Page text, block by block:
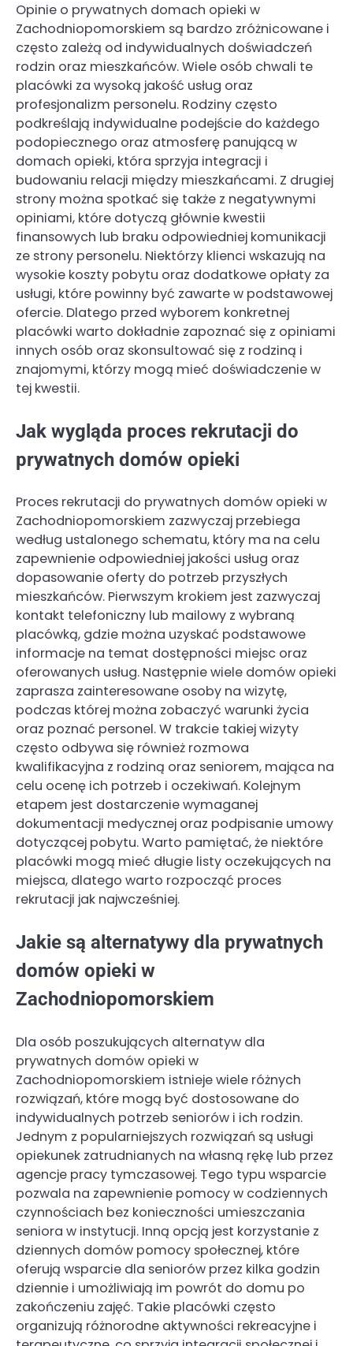
Opinie o prywatnych domach opieki w
Zachodniopomorskiem są bardzo zróżnicowane i
często zależą od indywidualnych doświadczeń
rodzin oraz mieszkańców. Wiele osób chwali te
placówki za wysoką jakość usług oraz
profesjonalizm personelu. Rodziny często
podkreślają indywidualne podejście do każdego
podopiecznego oraz atmosferę panującą w
domach opieki, która sprzyja integracji i
budowaniu relacji między mieszkańcami. Z drugiej
strony można spotkać się także z negatywnymi
opiniami, które dotyczą głównie kwestii
finansowych lub braku odpowiedniej komunikacji
ze strony personelu. Niektórzy klienci wskazują na
wysokie koszty pobytu oraz dodatkowe opłaty za
usługi, które powinny być zawarte w podstawowej
ofercie. Dlatego przed wyborem konkretnej
placówki warto dokładnie zapoznać się z opiniami
innych osób oraz skonsultować się z rodziną i
znajomymi, którzy mogą mieć doświadczenie w
tej kwestii.
Jak wygląda proces rekrutacji do
prywatnych domów opieki
Proces rekrutacji do prywatnych domów opieki w
Zachodniopomorskiem zazwyczaj przebiega
według ustalonego schematu, który ma na celu
zapewnienie odpowiedniej jakości usług oraz
dopasowanie oferty do potrzeb przyszłych
mieszkańców. Pierwszym krokiem jest zazwyczaj
kontakt telefoniczny lub mailowy z wybraną
placówką, gdzie można uzyskać podstawowe
informacje na temat dostępności miejsc oraz
oferowanych usług. Następnie wiele domów opieki
zaprasza zainteresowane osoby na wizytę,
podczas której można zobaczyć warunki życia
oraz poznać personel. W trakcie takiej wizyty
często odbywa się również rozmowa
kwalifikacyjna z rodziną oraz seniorem, mająca na
celu ocenę ich potrzeb i oczekiwań. Kolejnym
etapem jest dostarczenie wymaganej
dokumentacji medycznej oraz podpisanie umowy
dotyczącej pobytu. Warto pamiętać, że niektóre
placówki mogą mieć długie listy oczekujących na
miejsca, dlatego warto rozpocząć proces
rekrutacji jak najwcześniej.
Jakie są alternatywy dla prywatnych
domów opieki w
Zachodniopomorskiem
Dla osób poszukujących alternatyw dla
prywatnych domów opieki w
Zachodniopomorskiem istnieje wiele różnych
rozwiązań, które mogą być dostosowane do
indywidualnych potrzeb seniorów i ich rodzin.
Jednym z popularniejszych rozwiązań są usługi
opiekunek zatrudnianych na własną rękę lub przez
agencje pracy tymczasowej. Tego typu wsparcie
pozwala na zapewnienie pomocy w codziennych
czynnościach bez konieczności umieszczania
seniora w instytucji. Inną opcją jest korzystanie z
dziennych domów pomocy społecznej, które
oferują wsparcie dla seniorów przez kilka godzin
dziennie i umożliwiają im powrót do domu po
zakończeniu zajęć. Takie placówki często
organizują różnorodne aktywności rekreacyjne i